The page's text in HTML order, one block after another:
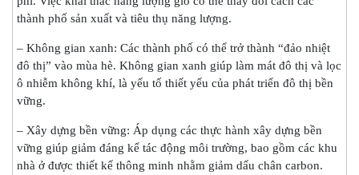
thành phố sản xuất và tiêu thụ năng lượng.
– Không gian xanh: Các thành phố có thể trở thành “đảo nhiệt
đô thị” vào mùa hè. Không gian xanh giúp làm mát đô thị và lọc
ô nhiễm không khí, là yếu tố thiết yếu của phát triển đô thị bền
vững.
– Xây dựng bền vững: Áp dụng các thực hành xây dựng bền
vững giúp giảm đáng kể tác động môi trường, bao gồm các khu
nhà ở được thiết kế thông minh nhằm giảm dấu chân carbon.